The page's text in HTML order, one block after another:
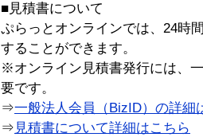
■見積書について
ぷらっとオンラインでは、24時
することができます。
※オンライン見積書発行には、
要です。
⇒一般法人会員（BizID）の詳細
⇒ 見積書について詳細はこちら